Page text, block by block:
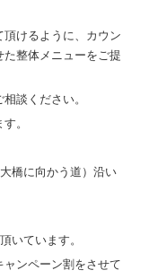
けるように、カウン
整体メニューをご提
談ください。
。
橋に向かう道）沿い
いています。
ンペーン割をさせて